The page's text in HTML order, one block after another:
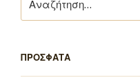
για:
ΠΡΟΣΦΑΤΑ